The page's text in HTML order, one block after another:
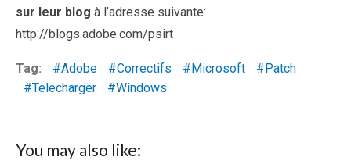
sur leur blog à l’adresse suivante:
http://blogs.adobe.com/psirt
Tag: Adobe Correctifs Microsoft
Patch
Telecharger
Windows
You may also like: